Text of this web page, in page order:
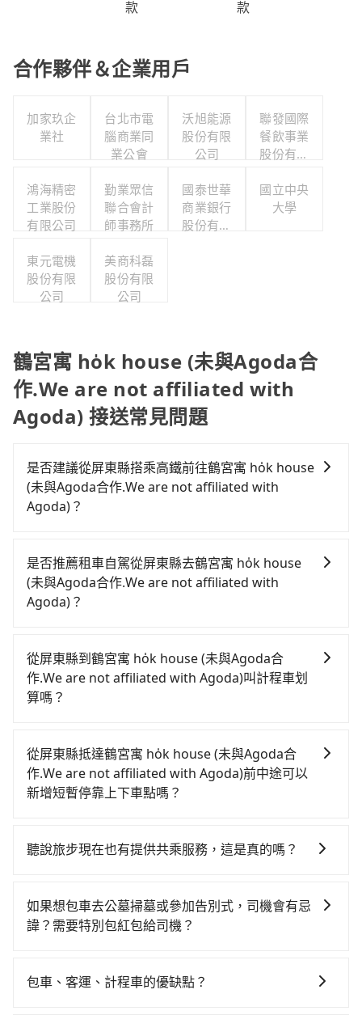
款 款
合作夥伴＆企業用戶
加家玖企
業社
台北市電
腦商業同
業公會
沃旭能源
股份有限
公司
聯發國際
餐飲事業
股份有限
鴻海精密
工業股份
有限公司
勤業眾信
聯合會計
師事務所
國泰世華
商業銀行
股份有限
國立中央
大學
東元電機
股份有限
公司
美商科磊
股份有限
公司
鶴宮寓 ho̍k house (未與Agoda合
作.We are not affiliated with
Agoda) 接送常見問題
是否建議從屏東縣搭乘高鐵前往鶴宮寓 ho̍k house
(未與Agoda合作.We are not affiliated with
Agoda)？
Agoda合作.We are not affiliated with Agoda)，高鐵
省時、較貴，且難叫計程車前往高鐵站！從最早05:50一
直到22:10，左營-台北一天最多有89班次高鐵可搭乘。
後，步行進站、現場購票並於月台排隊的時間約20分
鐘，再乘坐94~134分鐘（平均114分）的高鐵從左營站
前往台北高鐵站，每人票價1,490元，再用15分鐘出站，
共4小時53分鐘，假設4位同行，高鐵加轉乘之平均每人
花費為2,390元。不過屏東縣領有合法執照的計程車僅有
400多輛，計程車的密度為雙北的0.3%，換句話說，臨
客是外地人便漫天喊價或恣意繞路。但如果全程使用
快26分鐘，但卻要額外支出約1,320元的交通費，所以對
於不是這麼趕時間的人來說，預約tripool還是比較划算
是否推薦租車自駕從屏東縣去鶴宮寓 ho̍k house
(未與Agoda合作.We are not affiliated with
Agoda)？
在車上休息，那在屏東縣恆春鎮有約10間租車車行，比
方說墾丁金城國際租賃、春山汽車租賃、平安小客車租
賃。一般租車以天為單位，小轎車如Toyota Altis、
里約3元）、eTag（每公里約1元）、路邊停車（每小時
約40元）、保險費、罰單另計多數租車合約上都會載明
每日里程限定200~400公里，超過還會額外加收
（恆春鎮）與鶴宮寓 ho̍k house (未與Agoda合作.We
但如果你當天只需要單程前往，隔天或多天後才需返
回，租車就非常不方便。再者，租車地點可能離你的住
做簽約與車體檢查，甚至還要先自行加滿油，如遇到不
從屏東縣到鶴宮寓 ho̍k house (未與Agoda合
作.We are not affiliated with Agoda)叫計程車划
算嗎？
灣大車隊和Yoxi。依照里程跳錶計算，價格約為
9,050~13,600元間，但如改預約tripool可省高達
$5,400。但如果你無法提前預約，或偏好臨時叫車，那
北的300倍之多。再加上屏東縣有些計程車司機不按錶計
上，tripool都是你從屏東縣到鶴宮寓 ho̍k house (未與
Agoda合作.We are not affiliated with Agoda)的最佳
從屏東縣抵達鶴宮寓 ho̍k house (未與Agoda合
作.We are not affiliated with Agoda)前中途可以
新增短暫停靠上下車點嗎？
前往鶴宮寓 ho̍k house (未與Agoda合作.We are not
路線完全順路，但是司機多點停靠就會有額外的等待時
間，收取額外費用是必要的補償。
聽說旅步現在也有提供共乘服務，這是真的嗎？
保證出車的共乘服務，不用再擔心人少不成團問題，還
能到府接送，機場、通勤共乘、大型活動接送都適合！
如果想包車去公墓掃墓或參加告別式，司機會有忌
諱？需要特別包紅包給司機？
都會提供接送服務。不過，如果您有其他特殊要求，例
包車、客運、計程車的優缺點？